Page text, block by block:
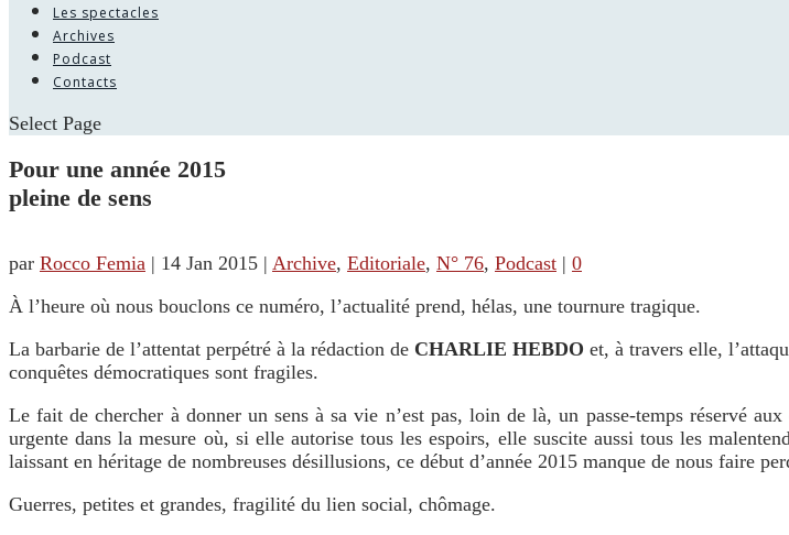
Les spectacles
Archives
Podcast
Contacts
Select Page
Pour une année 2015
pleine de sens
par Rocco Femia | 14 Jan 2015 | Archive, Editoriale, N° 76, Podcast | 0
À l’heure où nous bouclons ce numéro, l’actualité prend, hélas, une tournure tragique.
La barbarie de l’attentat perpétré à la rédaction de CHARLIE HEBDO et, à travers elle,
conquêtes démocratiques sont fragiles.
Le fait de chercher à donner un sens à sa vie n’est pas, loin de là, un passe-temps réservé
urgente dans la mesure où, si elle autorise tous les espoirs, elle suscite aussi tous les
laissant en héritage de nombreuses désillusions, ce début d’année 2015 manque de nous faire
Guerres, petites et grandes, fragilité du lien social, chômage.